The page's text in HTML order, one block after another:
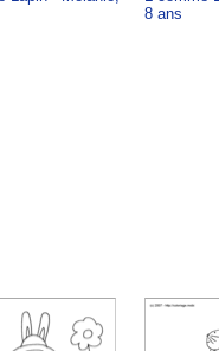
8 ans